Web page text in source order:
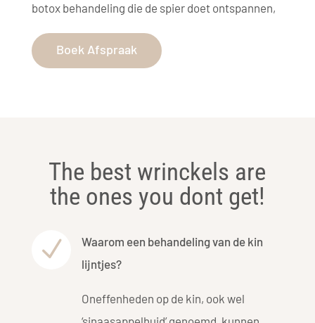
botox behandeling die de spier doet ontspannen,
Boek Afspraak
The best wrinckels are
the ones you dont get!
N
Waarom een behandeling van de kin
lijntjes?
Oneffenheden op de kin, ook wel